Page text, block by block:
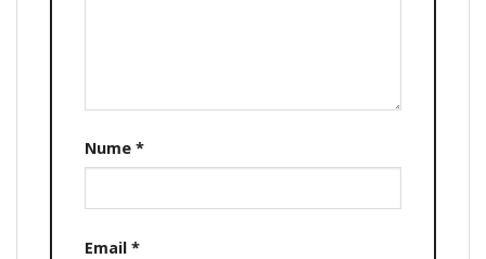
Nume *
Email *